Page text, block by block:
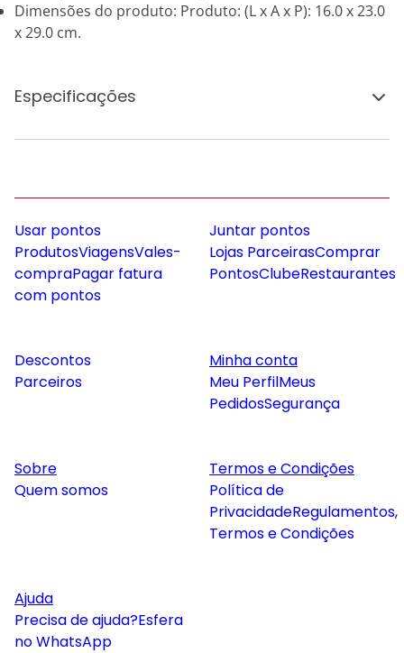
Dimensões do produto: Produto: (L x A x P): 16.0 x 23.0
x 29.0 cm.
Especificações
Usar pontos
ProdutosViagensVales-
compraPagar fatura
com pontos
Juntar pontos
Lojas ParceirasComprar
PontosClubeRestaurantes
Descontos
Parceiros
Minha conta
Meu PerfilMeus
PedidosSegurança
Sobre
Quem somos
Termos e Condições
Política de
PrivacidadeRegulamentos,
Termos e Condições
Ajuda
Precisa de ajuda?Esfera
no WhatsApp